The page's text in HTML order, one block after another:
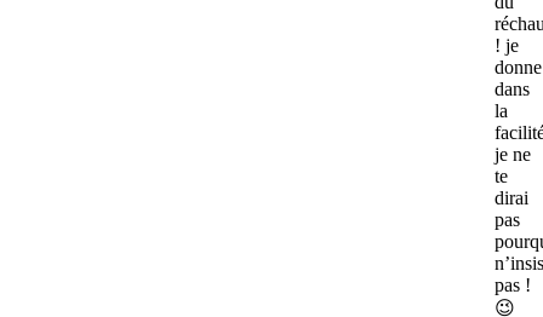
! je
donne
dans
la
je ne
te
dirai
pas
pas !
😉